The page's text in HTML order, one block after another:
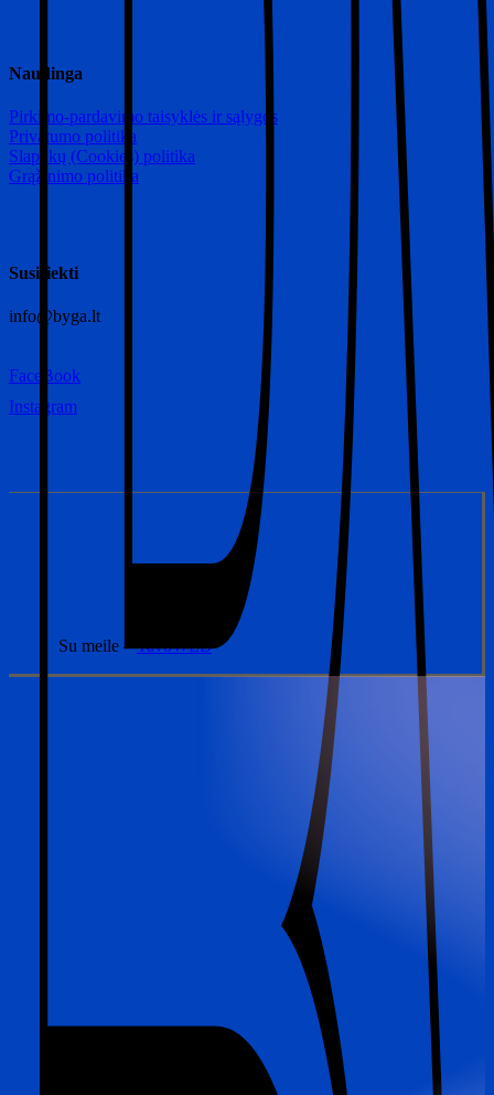
Naudinga
Pirkimo-pardavimo taisyklės ir sąlygos
Privatumo politika
Slapukų (Cookies) politika
Grąžinimo politika
Susisiekti
info@byga.lt
FaceBook
Instagram
Su meile –TavoWEB